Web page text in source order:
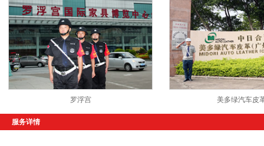
罗浮宫 美多绿汽车皮
服务详情